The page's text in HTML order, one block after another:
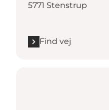
5771 Stenstrup
Find vej